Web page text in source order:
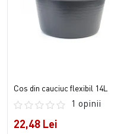
Cos din cauciuc flexibil 14L
1 opinii
22,48 Lei